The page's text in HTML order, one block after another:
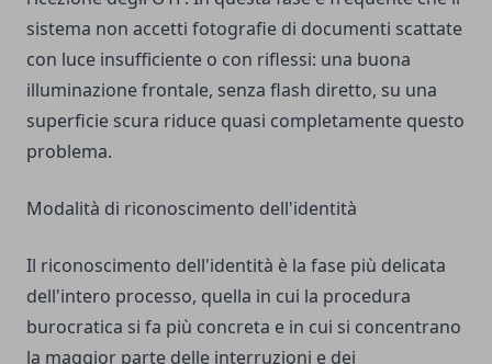
sistema non accetti fotografie di documenti scattate
con luce insufficiente o con riflessi: una buona
illuminazione frontale, senza flash diretto, su una
superficie scura riduce quasi completamente questo
problema.
Modalità di riconoscimento dell'identità
Il riconoscimento dell'identità è la fase più delicata
dell'intero processo, quella in cui la procedura
burocratica si fa più concreta e in cui si concentrano
la maggior parte delle interruzioni e dei